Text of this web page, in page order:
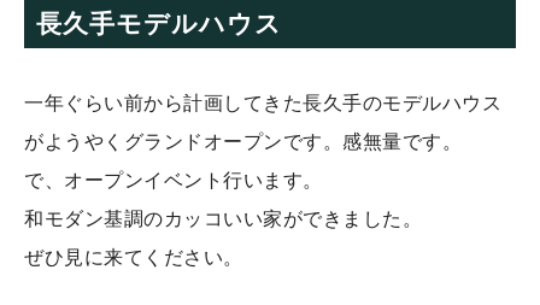
長久手モデルハウス
一年ぐらい前から計画してきた長久手のモデルハウス
がようやくグランドオープンです。感無量です。
で、オープンイベント行います。
和モダン基調のカッコいい家ができました。
ぜひ見に来てください。